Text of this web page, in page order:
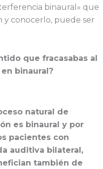
binaural» que
y conocerlo, puede ser
que fracasabas al
binaural?
natural de
es binaural y por
pacientes con
auditiva bilateral,
también de